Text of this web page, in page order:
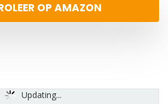
OP AMAZON
Updating...